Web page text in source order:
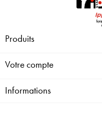
Produits
Votre compte
Informations